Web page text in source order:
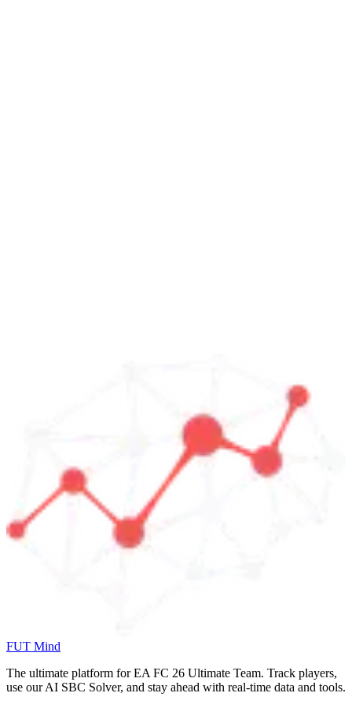
FUT Mind
The ultimate platform for EA FC 26 Ultimate Team. Track players,
use our AI SBC Solver, and stay ahead with real-time data and tools.